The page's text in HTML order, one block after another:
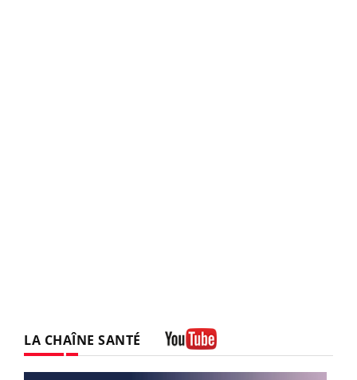
LA CHAÎNE SANTÉ